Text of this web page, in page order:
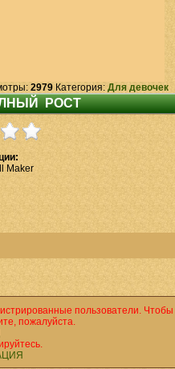
2979Категория: Для девочек
Maker
пользователи. Чтобы
пожалуйста.